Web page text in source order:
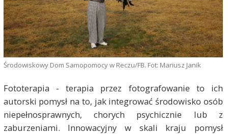
Środowiskowy Dom Samopomocy w Reczu/FB. Fot: Mariusz Janik
Fototerapia - terapia przez fotografowanie to ich
autorski pomysł na to, jak integrować środowisko osób
niepełnosprawnych, chorych psychicznie lub z
zaburzeniami. Innowacyjny w skali kraju pomysł